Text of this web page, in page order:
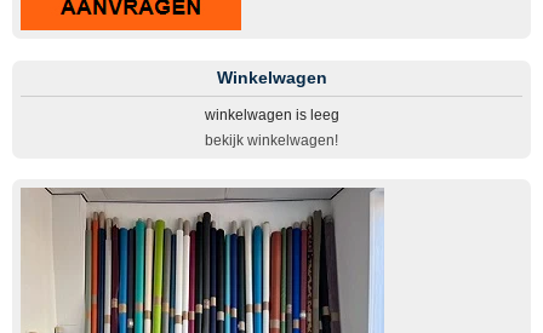
Winkelwagen
winkelwagen is leeg
bekijk winkelwagen!